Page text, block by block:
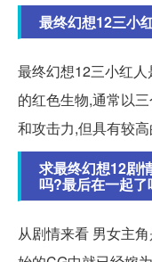
最终幻想12三小
最终幻想12三小红
的红色生物,通常以
和攻击力,但具有较
求最终幻想12剧
吗?最后在一起了
从剧情来看 男女主